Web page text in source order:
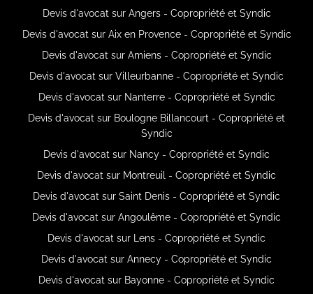
Devis d'avocat sur Angers - Copropriété et Syndic
Devis d'avocat sur Aix en Provence - Copropriété et Syndic
Devis d'avocat sur Amiens - Copropriété et Syndic
Devis d'avocat sur Villeurbanne - Copropriété et Syndic
Devis d'avocat sur Nanterre - Copropriété et Syndic
Devis d'avocat sur Boulogne Billancourt - Copropriété et
Syndic
Devis d'avocat sur Nancy - Copropriété et Syndic
Devis d'avocat sur Montreuil - Copropriété et Syndic
Devis d'avocat sur Saint Denis - Copropriété et Syndic
Devis d'avocat sur Angoulême - Copropriété et Syndic
Devis d'avocat sur Lens - Copropriété et Syndic
Devis d'avocat sur Annecy - Copropriété et Syndic
Devis d'avocat sur Bayonne - Copropriété et Syndic